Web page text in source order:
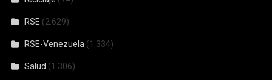
RSE (2.629)
RSE-Venezuela (1.334)
Salud (1.306)